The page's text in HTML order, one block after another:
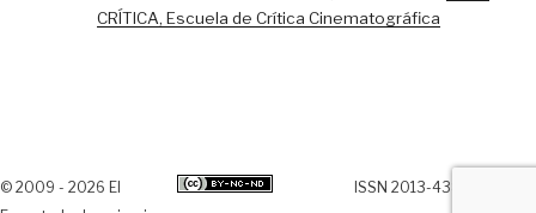
CRÍTICA, Escuela de Crítica Cinematográfica
© 2009 - 2026 El
ISSN 2013-438X